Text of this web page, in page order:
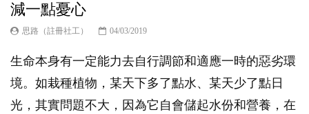
減一點憂心
思路（註冊社工） 04/03/2019
生命本身有一定能力去自行調節和適應一時的惡劣環
境。如栽種植物，某天下多了點水、某天少了點日
光，其實問題不大，因為它自會儲起水份和營養，在